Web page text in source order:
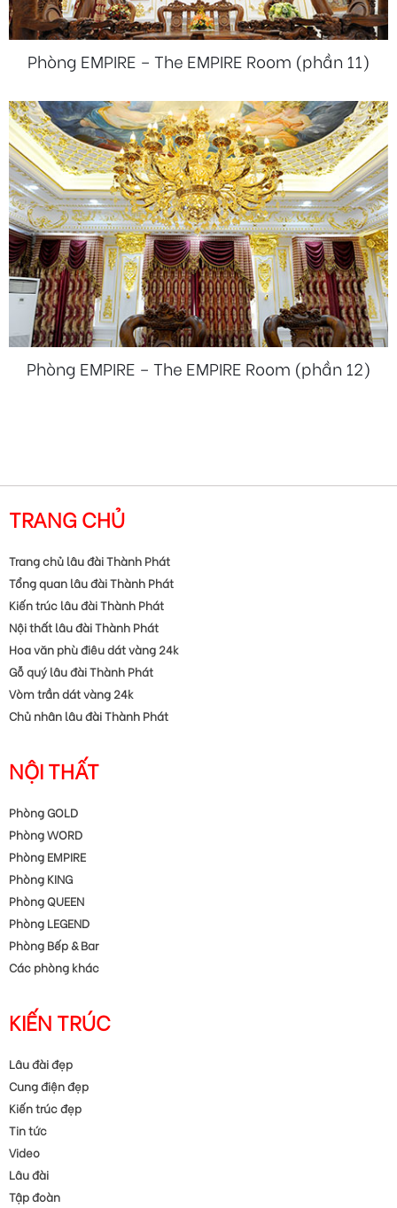
Phòng EMPIRE – The EMPIRE Room (phần 11)
Phòng EMPIRE – The EMPIRE Room (phần 12)
TRANG CHỦ
Trang chủ lâu đài Thành Phát
Tổng quan lâu đài Thành Phát
Kiến trúc lâu đài Thành Phát
Nội thất lâu đài Thành Phát
Hoa văn phù điêu dát vàng 24k
Gỗ quý lâu đài Thành Phát
Vòm trần dát vàng 24k
Chủ nhân lâu đài Thành Phát
NỘI THẤT
Phòng GOLD
Phòng WORD
Phòng EMPIRE
Phòng KING
Phòng QUEEN
Phòng LEGEND
Phòng Bếp & Bar
Các phòng khác
KIẾN TRÚC
Lâu đài đẹp
Cung điện đẹp
Kiến trúc đẹp
Tin tức
Video
Lâu đài
Tập đoàn